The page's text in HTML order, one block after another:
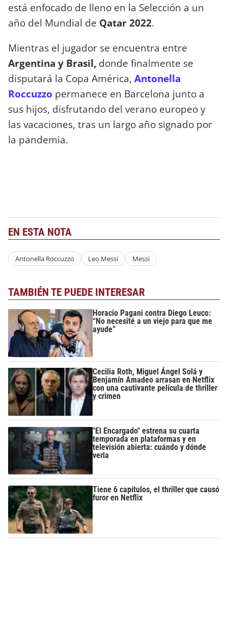
está enfocado de lleno en la Selección a un
año del Mundial de Qatar 2022.
Mientras el jugador se encuentra entre
Argentina y Brasil, donde finalmente se
disputará la Copa América, Antonella
Roccuzzo permanece en Barcelona junto a
sus hijos, disfrutando del verano europeo y
las vacaciones, tras un largo año signado por
la pandemia.
EN ESTA NOTA
Antonella Roccuzzo Leo Messi Messi
TAMBIÉN TE PUEDE INTERESAR
Horacio Pagani contra Diego Leuco:
“No necesité a un viejo para que me
ayude”
Cecilia Roth, Miguel Ángel Solá y
Benjamín Amadeo arrasan en Netflix
con una cautivante película de thriller
y crimen
"El Encargado" estrena su cuarta
temporada en plataformas y en
televisión abierta: cuándo y dónde
verla
Tiene 6 capítulos, el thriller que causó
furor en Netflix